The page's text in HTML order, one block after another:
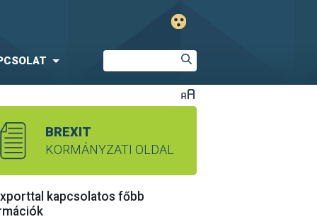
BREXIT
KORMÁNYZATI OLDAL
kapcsolatos főbb